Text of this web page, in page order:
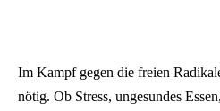
Im Kampf gegen die freien
nötig. Ob Stress, ungesundes